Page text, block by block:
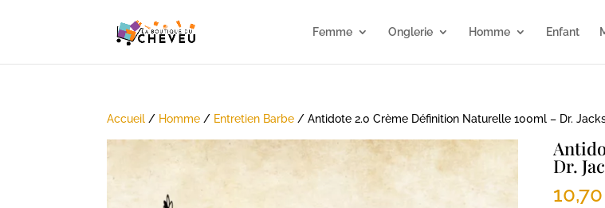
Femme Onglerie Homme Enfant
Accueil / Homme / Entretien Barbe / Antidote 2.0 Crème Définition Naturelle 100ml – Dr.
Dr.
10,70